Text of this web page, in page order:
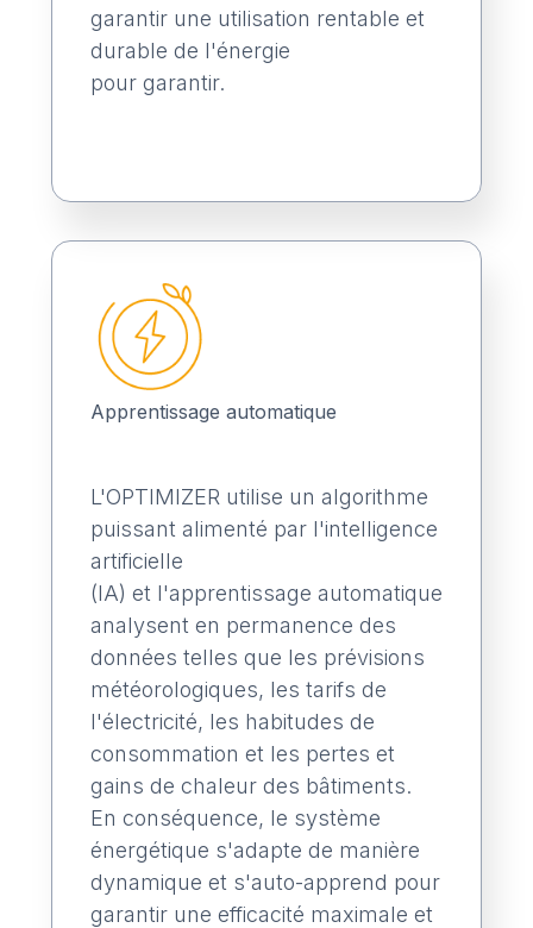
garantir une utilisation rentable et
durable de l'énergie
pour garantir.
Apprentissage automatique
L'OPTIMIZER utilise un algorithme
puissant alimenté par l'intelligence
artificielle
(IA) et l'apprentissage automatique
analysent en permanence des
données telles que les prévisions
météorologiques, les tarifs de
l'électricité, les habitudes de
consommation et les pertes et
gains de chaleur des bâtiments.
En conséquence, le système
énergétique s'adapte de manière
dynamique et s'auto-apprend pour
garantir une efficacité maximale et